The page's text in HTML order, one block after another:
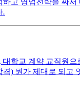
고 영업전략을 짜
.
학교 계약 교직원
) 뭔가 제대로 되고